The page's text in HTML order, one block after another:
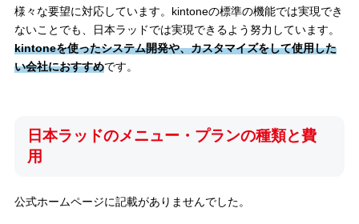
様々な要望に対応しています。kintoneの標準の機能では実現でき
ないことでも、日本ラッドでは実現できるよう努力しています。
kintoneを使ったシステム開発や、カスタマイズをして使用した
い会社におすすめです。
日本ラッドのメニュー・プランの種類と費
用
公式ホームページに記載がありませんでした。